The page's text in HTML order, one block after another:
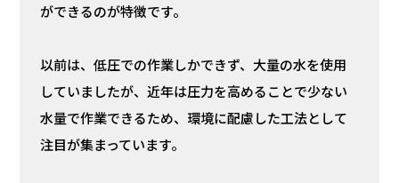
ができるのが特徴です。
以前は、低圧での作業しかできず、大量の水を使用
していましたが、近年は圧力を高めることで少ない
水量で作業できるため、環境に配慮した工法として
注目が集まっています。